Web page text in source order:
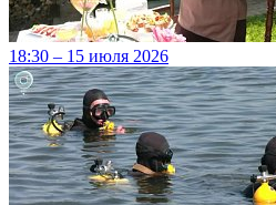
18:30 – 15 июля 2026